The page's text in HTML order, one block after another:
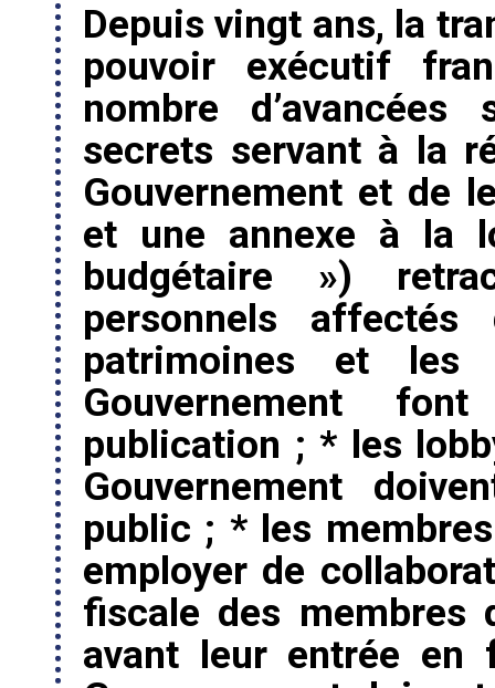
Depuis vingt ans, la
pouvoir exécutif
nombre
secrets servant à la
Gouvernement et de
et une annexe à la
budgétaire »)
personnels
patrimoines et les
Gouvernement
publication ; * les
Gouvernement
public ; * les
employer de
fiscale des membres
avant leur entrée